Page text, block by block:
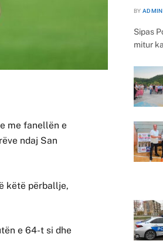
me fanellën e
ndaj San
këtë përballje,
e 64-t si dhe
BY ADMIN
Sipas
mitur